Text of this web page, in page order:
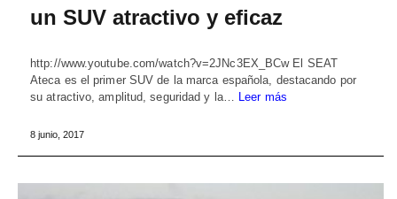
un SUV atractivo y eficaz
http://www.youtube.com/watch?v=2JNc3EX_BCw El SEAT
Ateca es el primer SUV de la marca española, destacando por
su atractivo, amplitud, seguridad y la…
Leer más
8 junio, 2017